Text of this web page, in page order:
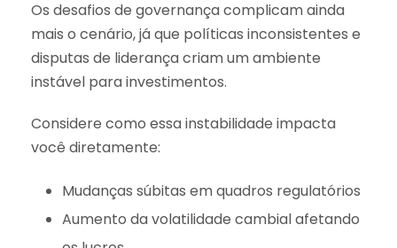
Os desafios de governança complicam ainda
mais o cenário, já que políticas inconsistentes e
disputas de liderança criam um ambiente
instável para investimentos.
Considere como essa instabilidade impacta
você diretamente:
Mudanças súbitas em quadros regulatórios
Aumento da volatilidade cambial afetando